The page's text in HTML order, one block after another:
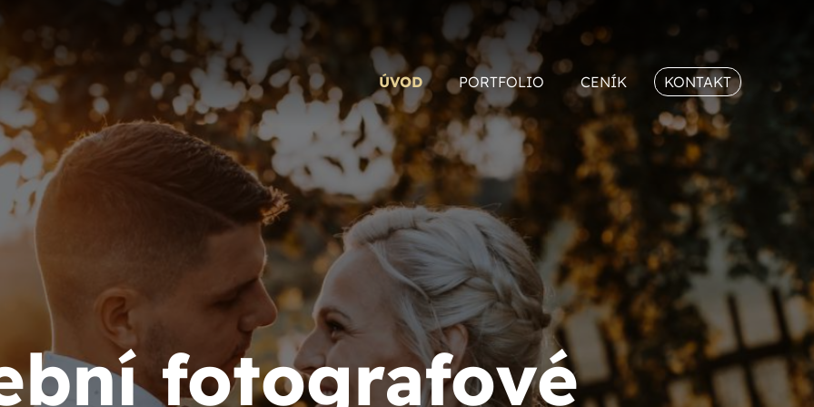
ÚVOD PORTFOLIO CENÍK KONTAKT
fotografové